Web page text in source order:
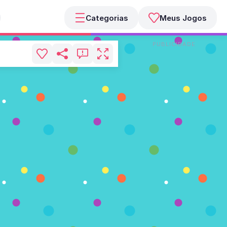
Categorias Meus Jogos
PUBLICIDADE